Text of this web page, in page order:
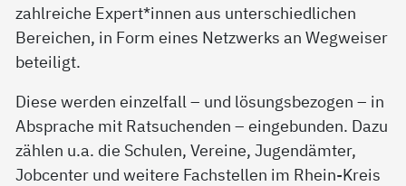
zahlreiche Expert*innen aus unterschiedlichen
Bereichen, in Form eines Netzwerks an Wegweiser
beteiligt.
Diese werden einzelfall – und lösungsbezogen – in
Absprache mit Ratsuchenden – eingebunden. Dazu
zählen u.a. die Schulen, Vereine, Jugendämter,
Jobcenter und weitere Fachstellen im Rhein-Kreis